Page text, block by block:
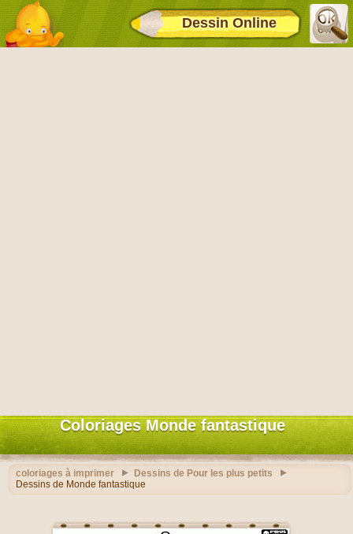
Dessin Online
Coloriages Monde fantastique
coloriages à imprimer
Dessins de Pour les plus petits
Dessins de Monde fantastique